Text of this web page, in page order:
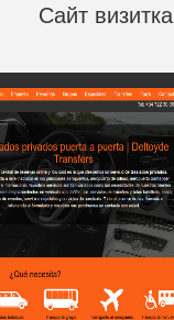
Сайт визитка